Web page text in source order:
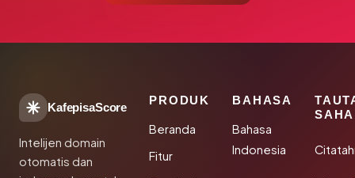
KafepisaScore
Intelijen domain
otomatis dan
PRODUK
Beranda
Fitur
BAHASA
Bahasa
Indonesia